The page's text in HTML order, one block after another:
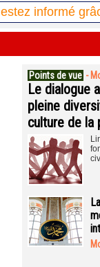
Points de vue -
Le dialogue
pleine
culture de la